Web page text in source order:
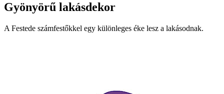
Gyönyörű lakásdekor
A Festede számfestőkkel egy különleges éke lesz a lakásodnak.